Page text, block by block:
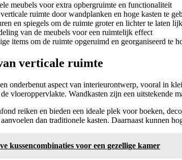
meubels voor extra opbergruimte en functionaliteit
ruimte door wandplanken en hoge kasten te
en spiegels om de ruimte groter en lichter te laten
van de meubels voor een ruimtelijk effect
items om de ruimte opgeruimd en georganiseerd te
verticale ruimte
onderbenut aspect van interieurontwerp, vooral in
vloeroppervlakte. Wandkasten zijn een uitstekende
reiken en bieden een ideale plek voor boeken,
dan traditionele kasten. Daarnaast kunnen
kussencombinaties voor een gezellige kamer